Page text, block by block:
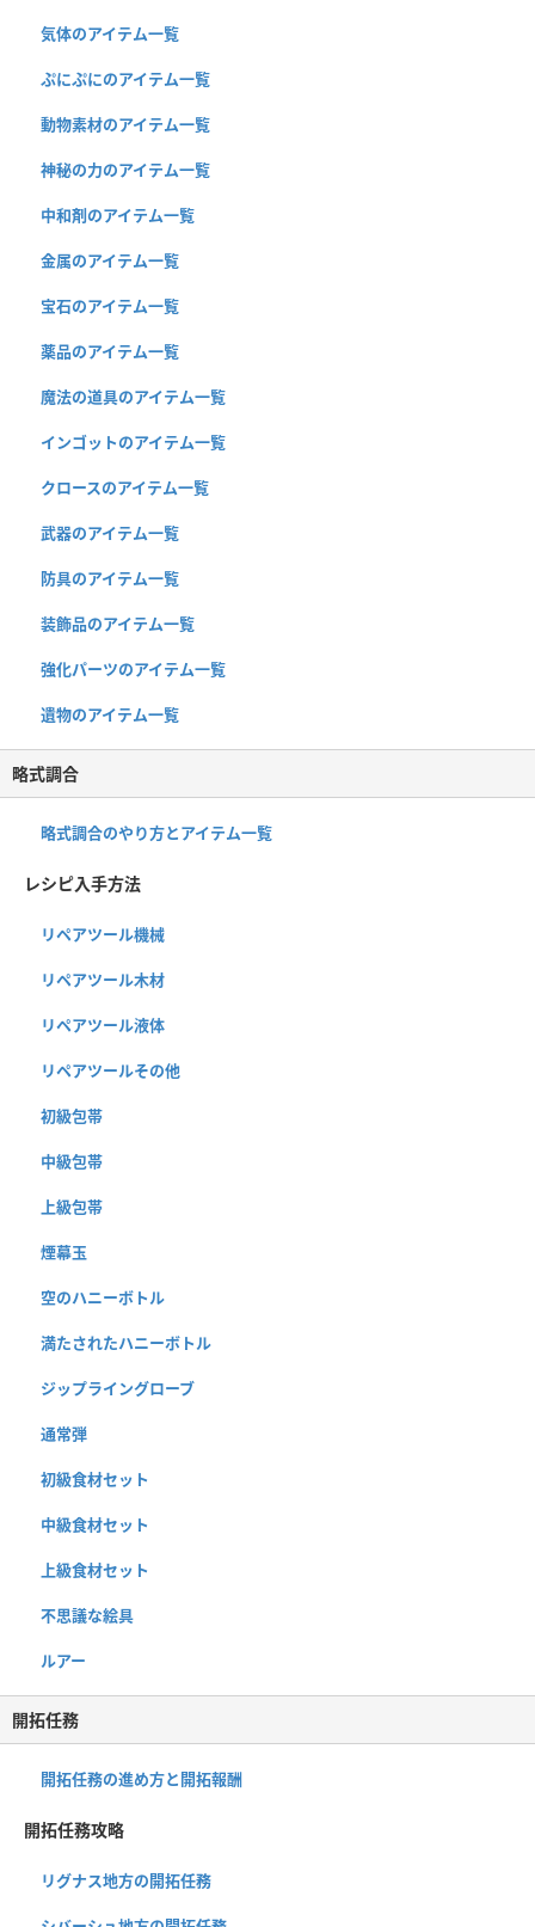
気体のアイテム一覧
ぷにぷにのアイテム一覧
動物素材のアイテム一覧
神秘の力のアイテム一覧
中和剤のアイテム一覧
金属のアイテム一覧
宝石のアイテム一覧
薬品のアイテム一覧
魔法の道具のアイテム一覧
インゴットのアイテム一覧
クロースのアイテム一覧
武器のアイテム一覧
防具のアイテム一覧
装飾品のアイテム一覧
強化パーツのアイテム一覧
遺物のアイテム一覧
略式調合
略式調合のやり方とアイテム一覧
レシピ入手方法
リペアツール機械
リペアツール木材
リペアツール液体
リペアツールその他
初級包帯
中級包帯
上級包帯
煙幕玉
空のハニーボトル
満たされたハニーボトル
ジップライングローブ
通常弾
初級食材セット
中級食材セット
上級食材セット
不思議な絵具
ルアー
開拓任務
開拓任務の進め方と開拓報酬
開拓任務攻略
リグナス地方の開拓任務